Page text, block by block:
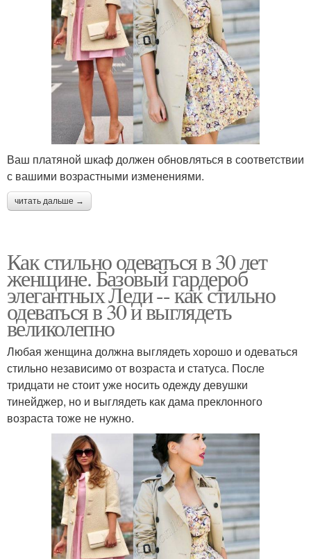
Ваш платяной шкаф должен обновляться в соответствии
с вашими возрастными изменениями.
читать дальше →
Как стильно одеваться в 30 лет
женщине. Базовый гардероб
элегантных Леди -- как стильно
одеваться в 30 и выглядеть
великолепно
Любая женщина должна выглядеть хорошо и одеваться
стильно независимо от возраста и статуса. После
тридцати не стоит уже носить одежду девушки
тинейджер, но и выглядеть как дама преклонного
возраста тоже не нужно.